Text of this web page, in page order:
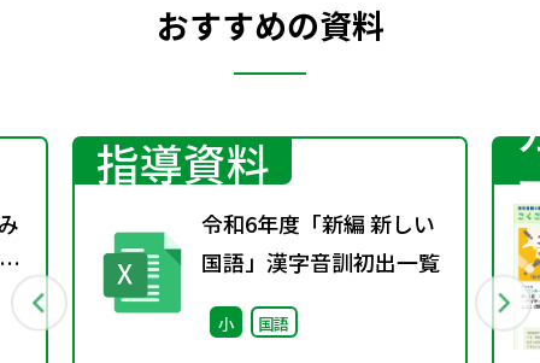
おすすめの資料
指導資料
令和6年度「新編 新しい
国語」漢字音訓初出一覧
小 国語